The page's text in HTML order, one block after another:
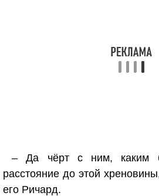
– Да чёрт с ним, каким
расстояние до этой
его Ричард.